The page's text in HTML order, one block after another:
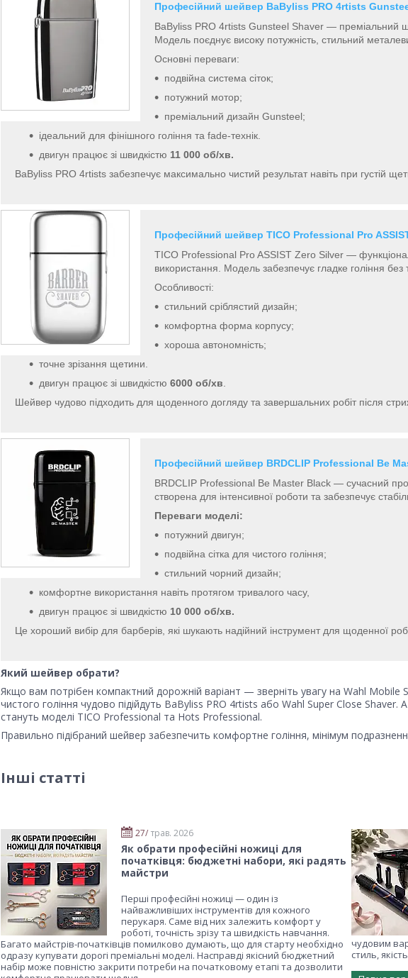
Професійний шейвер BaByliss PRO 4rtists
BaByliss PRO 4rtists Gunsteel Shaver — преміальний
Модель поєднує високу потужність, стильний
Основні переваги:
подвійна система сіток;
потужний мотор;
преміальний дизайн Gunsteel;
ідеальний для фінішного гоління та fade-технік.
двигун працює зі швидкістю 11 000 об/хв.
BaByliss PRO 4rtists забезпечує максимально чистий результат навіть при густій
Професійний шейвер TICO Professional Pro
TICO Professional Pro ASSIST Zero Silver —
використання. Модель забезпечує гладке гоління без
Особливості:
стильний сріблястий дизайн;
комфортна форма корпусу;
хороша автономність;
точне зрізання щетини.
двигун працює зі швидкістю 6000 об/хв
Шейвер чудово підходить для щоденного догляду та завершальних робіт після
Професійний шейвер BRDCLIP Professional Be
BRDCLIP Professional Be Master Black — сучасний
створена для інтенсивної роботи та забезпечує
Переваги моделі:
потужний двигун;
подвійна сітка для чистого гоління;
стильний чорний дизайн;
комфортне використання навіть протягом тривалого часу,
двигун працює зі швидкістю 10 000 об/хв.
Це хороший вибір для барберів, які шукають надійний інструмент для щоденної
Який шейвер обрати?
Якщо вам потрібен компактний дорожній варіант — зверніть увагу на Wahl
чистого гоління чудово підійдуть BaByliss PRO 4rtists або Wahl Super Close
стануть моделі TICO Professional та Hots Professional.
Правильно підібраний шейвер забезпечить комфортне гоління, мінімум
Інші статті
27/ трав. 2026
Як обрати професійні ножиці для
початківця: бюджетні набори, які радять
майстри
Перші професійні ножиці — один із
найважливіших інструментів для кожного
перукаря. Саме від них залежить комфорт у
роботі, точність зрізу та швидкість навчання.
Багато майстрів-початківців помилково думають, що для старту необхідно
одразу купувати дорогі преміальні моделі. Насправді якісний бюджетний
набір може повністю закрити потреби на початковому етапі та дозволити
чудовим
стиль,